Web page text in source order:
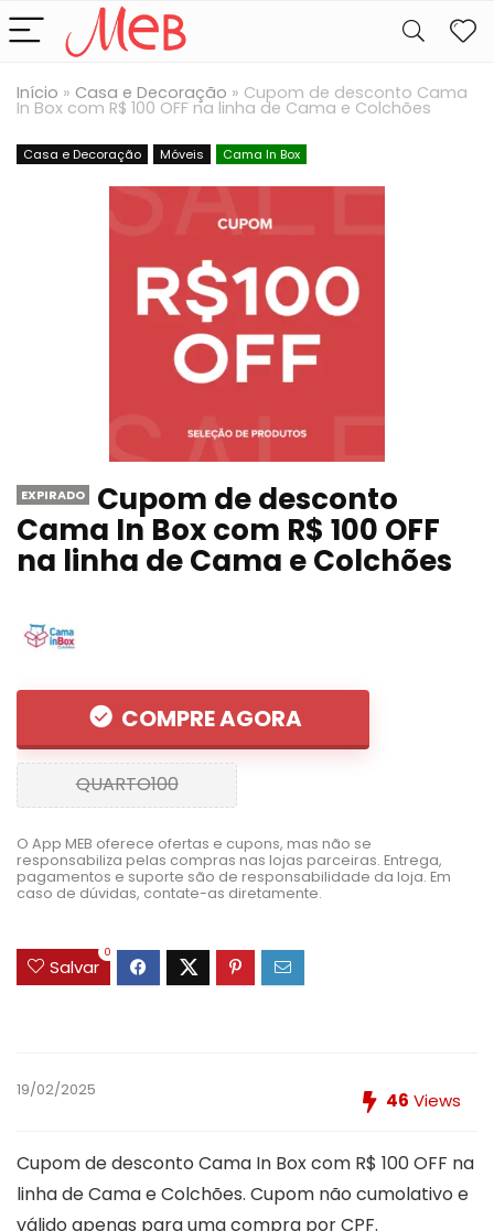
Início » Casa e Decoração » Cupom de desconto Cama
In Box com R$ 100 OFF na linha de Cama e Colchões
Casa e Decoração Móveis Cama In Box
EXPIRADO Cupom de desconto
Cama In Box com R$ 100 OFF
na linha de Cama e Colchões
COMPRE AGORA
QUARTO100
O App MEB oferece ofertas e cupons, mas não se
responsabiliza pelas compras nas lojas parceiras. Entrega,
pagamentos e suporte são de responsabilidade da loja. Em
caso de dúvidas, contate-as diretamente.
Salvar
0
19/02/2025 46 Views
Cupom de desconto Cama In Box com R$ 100 OFF na
linha de Cama e Colchões. Cupom não cumolativo e
válido apenas para uma compra por CPF.